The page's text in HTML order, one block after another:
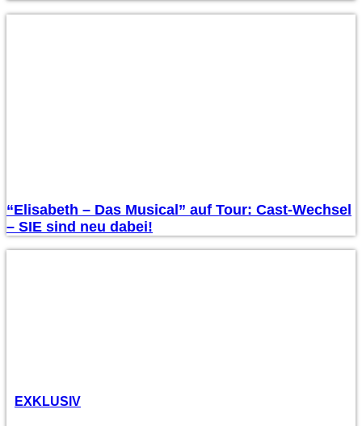
“Elisabeth – Das Musical” auf Tour: Cast-Wechsel
– SIE sind neu dabei!
EXKLUSIV